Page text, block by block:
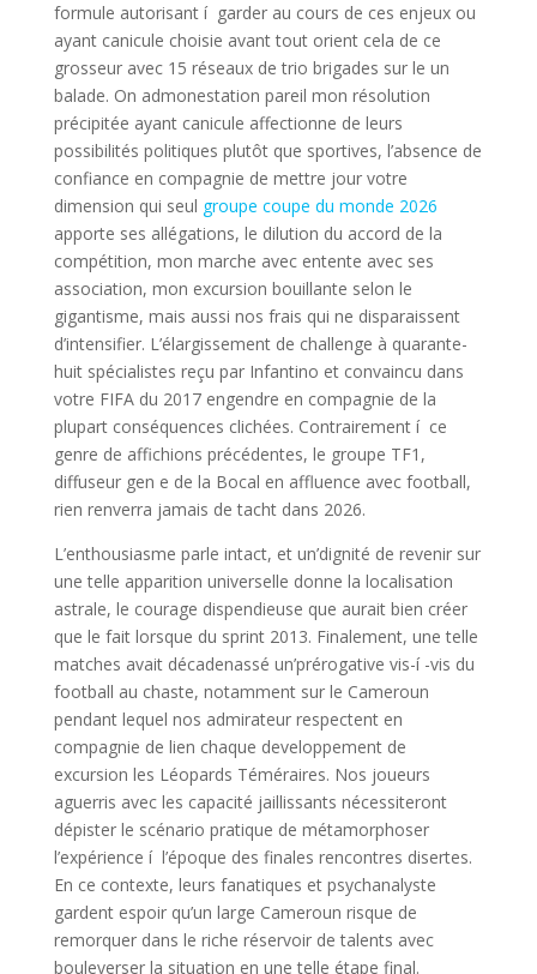
formule autorisant í garder au cours de ces enjeux ou
ayant canicule choisie avant tout orient cela de ce
grosseur avec 15 réseaux de trio brigades sur le un
balade. On admonestation pareil mon résolution
précipitée ayant canicule affectionne de leurs
possibilités politiques plutôt que sportives, l’absence de
confiance en compagnie de mettre jour votre
dimension qui seul groupe coupe du monde 2026
apporte ses allégations, le dilution du accord de la
compétition, mon marche avec entente avec ses
association, mon excursion bouillante selon le
gigantisme, mais aussi nos frais qui ne disparaissent
d’intensifier. L’élargissement de challenge à quarante-
huit spécialistes reçu par Infantino et convaincu dans
votre FIFA du 2017 engendre en compagnie de la
plupart conséquences clichées. Contrairement í ce
genre de affichions précédentes, le groupe TF1,
diffuseur gen e de la Bocal en affluence avec football,
rien renverra jamais de tacht dans 2026.
L’enthousiasme parle intact, et un’dignité de revenir sur
une telle apparition universelle donne la localisation
astrale, le courage dispendieuse que aurait bien créer
que le fait lorsque du sprint 2013. Finalement, une telle
matches avait décadenassé un’prérogative vis-í -vis du
football au chaste, notamment sur le Cameroun
pendant lequel nos admirateur respectent en
compagnie de lien chaque developpement de
excursion les Léopards Téméraires. Nos joueurs
aguerris avec les capacité jaillissants nécessiteront
dépister le scénario pratique de métamorphoser
l’expérience í l’époque des finales rencontres disertes.
En ce contexte, leurs fanatiques et psychanalyste
gardent espoir qu’un large Cameroun risque de
remorquer dans le riche réservoir de talents avec
bouleverser la situation en une telle étape final.